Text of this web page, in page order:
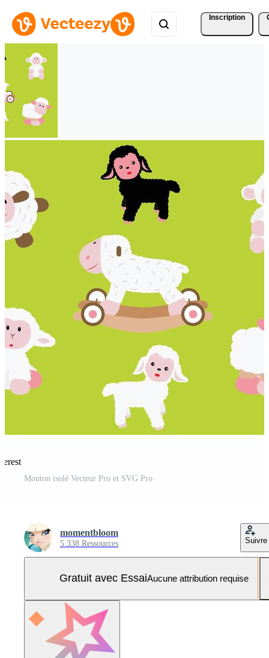
Inscription
Mouton isolé Vecteur Pro et SVG Pro
momentbloom
5 338 Ressources Suivre
Gratuit avec EssaiAucune attribution requise